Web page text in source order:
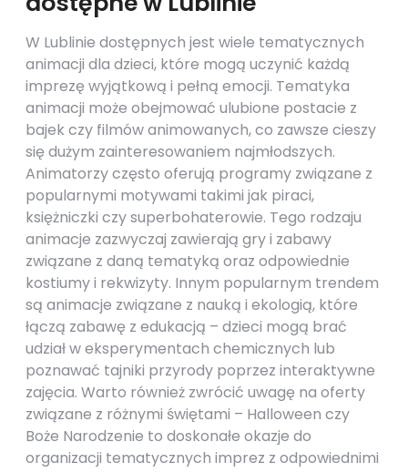
W Lublinie dostępnych jest wiele tematycznych
animacji dla dzieci, które mogą uczynić każdą
imprezę wyjątkową i pełną emocji. Tematyka
animacji może obejmować ulubione postacie z
bajek czy filmów animowanych, co zawsze cieszy
się dużym zainteresowaniem najmłodszych.
Animatorzy często oferują programy związane z
popularnymi motywami takimi jak piraci,
księżniczki czy superbohaterowie. Tego rodzaju
animacje zazwyczaj zawierają gry i zabawy
związane z daną tematyką oraz odpowiednie
kostiumy i rekwizyty. Innym popularnym trendem
są animacje związane z nauką i ekologią, które
łączą zabawę z edukacją – dzieci mogą brać
udział w eksperymentach chemicznych lub
poznawać tajniki przyrody poprzez interaktywne
zajęcia. Warto również zwrócić uwagę na oferty
związane z różnymi świętami – Halloween czy
Boże Narodzenie to doskonałe okazje do
organizacji tematycznych imprez z odpowiednimi